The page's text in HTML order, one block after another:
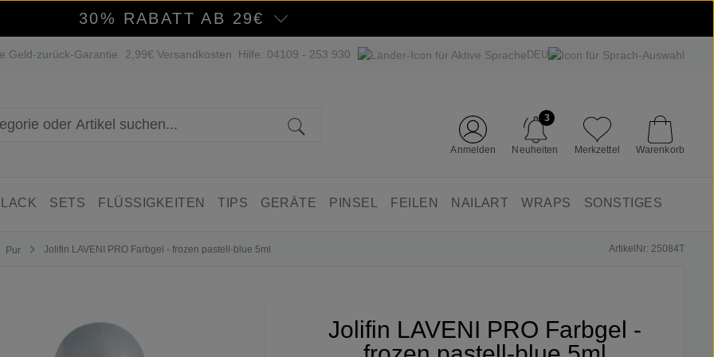
30% RABATT AB 29€
Geld-zurück-Garantie 2,99€ Versandkosten Hilfe: 04109 - 253 930 DEU
Anmelden Neuheiten
3
Merkzettel Warenkorb
SETS FLÜSSIGKEITEN TIPS GERÄTE PINSEL FEILEN NAILART WRAPS SONSTIGES
Pur Jolifin LAVENI PRO Farbgel - frozen pastell-blue 5ml ArtikelNr: 25084T
Jolifin LAVENI PRO Farbgel -